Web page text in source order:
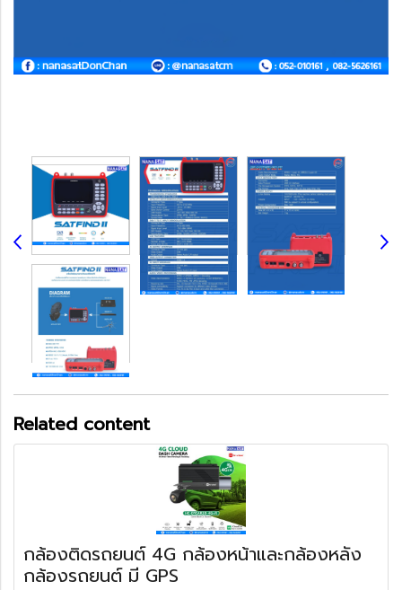
Related content
กล้องติดรถยนต์ 4G กล้องหน้าและกล้องหลัง
กล้องรถยนต์ มี GPS